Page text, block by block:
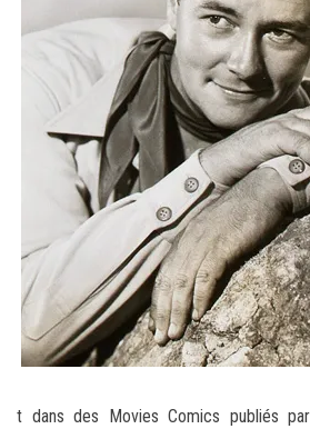
t dans des Movies Comics publiés